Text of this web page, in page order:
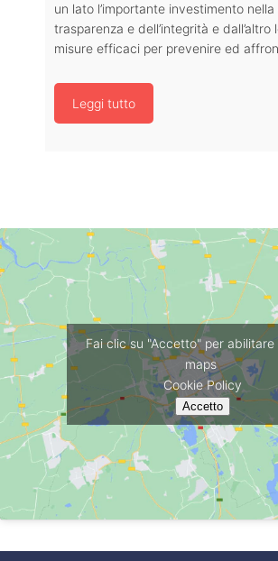
un lato l’importante investimento
trasparenza e dell’integrità e dall’altro
misure efficaci per prevenire ed
Leggi tutto
Fai clic su "Accetto" per abilitare
maps
Cookie Policy
Accetto